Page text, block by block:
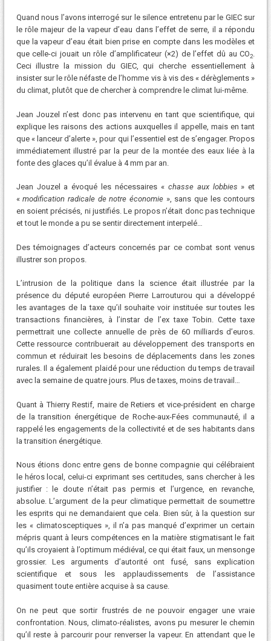
Quand nous l’avons interrogé sur le silence entretenu par le GIEC sur
le rôle majeur de la vapeur d’eau dans l’effet de serre, il a répondu
que la vapeur d’eau était bien prise en compte dans les modèles et
que celle-ci jouait un rôle d’amplificateur (×2) de l’effet dû au CO2.
Ceci illustre la mission du GIEC, qui cherche essentiellement à
insister sur le rôle néfaste de l’homme vis à vis des « dérèglements »
du climat, plutôt que de chercher à comprendre le climat lui-même.
Jean Jouzel n’est donc pas intervenu en tant que scientifique, qui
explique les raisons des actions auxquelles il appelle, mais en tant
que « lanceur d’alerte », pour qui l’essentiel est de s’engager. Propos
immédiatement illustré par la peur de la montée des eaux liée à la
fonte des glaces qu’il évalue à 4 mm par an.
Jean Jouzel a évoqué les nécessaires « chasse aux lobbies » et
«modification radicale de notre économie », sans que les contours
en soient précisés, ni justifiés. Le propos n’était donc pas technique
et tout le monde a pu se sentir directement interpelé…
Des témoignages d’acteurs concernés par ce combat sont venus
illustrer son propos.
L’intrusion de la politique dans la science était illustrée par la
présence du député européen Pierre Larrouturou qui a développé
les avantages de la taxe qu’il souhaite voir instituée sur toutes les
transactions financières, à l’instar de l’ex taxe Tobin. Cette taxe
permettrait une collecte annuelle de près de 60 milliards d’euros.
Cette ressource contribuerait au développement des transports en
commun et réduirait les besoins de déplacements dans les zones
rurales. Il a également plaidé pour une réduction du temps de travail
avec la semaine de quatre jours. Plus de taxes, moins de travail…
Quant à Thierry Restif, maire de Retiers et vice-président en charge
de la transition énergétique de Roche-aux-Fées communauté, il a
rappelé les engagements de la collectivité et de ses habitants dans
la transition énergétique.
Nous étions donc entre gens de bonne compagnie qui célébraient
le héros local, celui-ci exprimant ses certitudes, sans chercher à les
justifier : le doute n’était pas permis et l’urgence, en revanche,
absolue. L’argument de la peur climatique permettait de soumettre
les esprits qui ne demandaient que cela. Bien sûr, à la question sur
les « climatosceptiques », il n’a pas manqué d’exprimer un certain
mépris quant à leurs compétences en la matière stigmatisant le fait
qu’ils croyaient à l’optimum médiéval, ce qui était faux, un mensonge
grossier. Les arguments d’autorité ont fusé, sans explication
scientifique et sous les applaudissements de l’assistance
quasiment toute entière acquise à sa cause.
On ne peut que sortir frustrés de ne pouvoir engager une vraie
confrontation. Nous, climato-réalistes, avons pu mesurer le chemin
qu’il reste à parcourir pour renverser la vapeur. En attendant que le